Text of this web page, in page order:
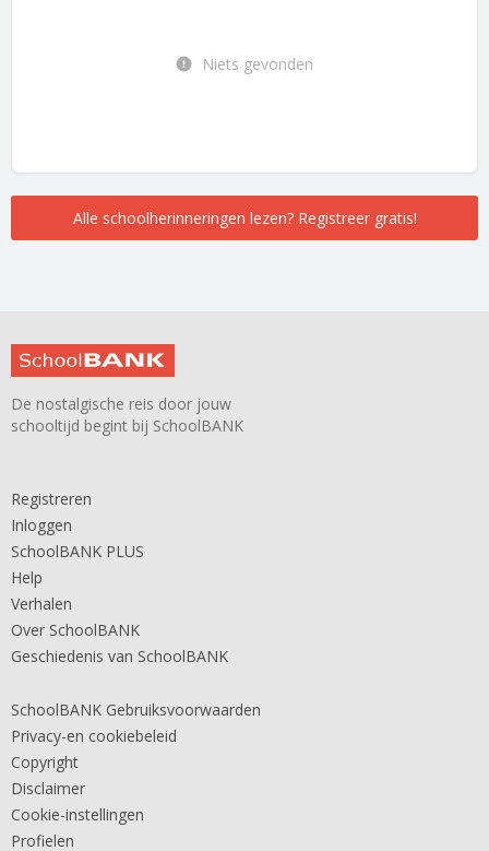
Niets gevonden
Alle schoolherinneringen lezen? Registreer gratis!
De nostalgische reis door jouw
schooltijd begint bij SchoolBANK
Registreren
Inloggen
SchoolBANK PLUS
Help
Verhalen
Over SchoolBANK
Geschiedenis van SchoolBANK
SchoolBANK Gebruiksvoorwaarden
Privacy-en cookiebeleid
Copyright
Disclaimer
Cookie-instellingen
Profielen